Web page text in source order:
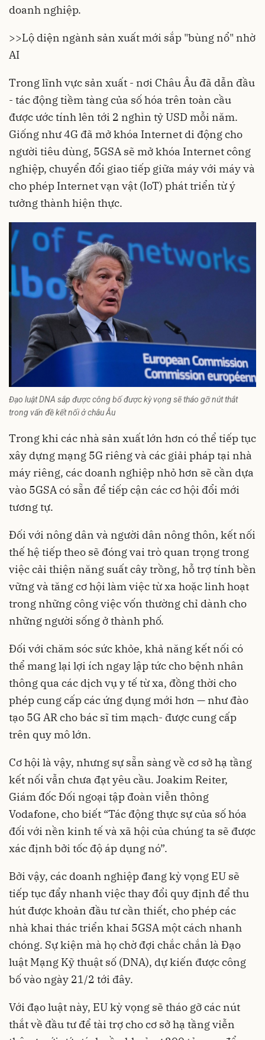
doanh nghiệp.
>>Lộ diện ngành sản xuất mới sắp "bùng nổ" nhờ
AI
Trong lĩnh vực sản xuất - nơi Châu Âu đã dẫn đầu
- tác động tiềm tàng của số hóa trên toàn cầu
được ước tính lên tới 2 nghìn tỷ USD mỗi năm.
Giống như 4G đã mở khóa Internet di động cho
người tiêu dùng, 5GSA sẽ mở khóa Internet công
nghiệp, chuyển đổi giao tiếp giữa máy với máy và
cho phép Internet vạn vật (IoT) phát triển từ ý
tưởng thành hiện thực.
Đạo luật DNA sắp được công bố được kỳ vọng sẽ tháo gỡ nút thắt
trong vấn đề kết nối ở châu Âu
Trong khi các nhà sản xuất lớn hơn có thể tiếp tục
xây dựng mạng 5G riêng và các giải pháp tại nhà
máy riêng, các doanh nghiệp nhỏ hơn sẽ cần dựa
vào 5GSA có sẵn để tiếp cận các cơ hội đổi mới
tương tự.
Đối với nông dân và người dân nông thôn, kết nối
thế hệ tiếp theo sẽ đóng vai trò quan trọng trong
việc cải thiện năng suất cây trồng, hỗ trợ tính bền
vững và tăng cơ hội làm việc từ xa hoặc linh hoạt
trong những công việc vốn thường chỉ dành cho
những người sống ở thành phố.
Đối với chăm sóc sức khỏe, khả năng kết nối có
thể mang lại lợi ích ngay lập tức cho bệnh nhân
thông qua các dịch vụ y tế từ xa, đồng thời cho
phép cung cấp các ứng dụng mới hơn — như đào
tạo 5G AR cho bác sĩ tim mạch- được cung cấp
trên quy mô lớn.
Cơ hội là vậy, nhưng sự sẵn sàng về cơ sở hạ tầng
kết nối vẫn chưa đạt yêu cầu. Joakim Reiter,
Giám đốc Đối ngoại tập đoàn viễn thông
Vodafone, cho biết “Tác động thực sự của số hóa
đối với nền kinh tế và xã hội của chúng ta sẽ được
xác định bởi tốc độ áp dụng nó”.
Bởi vậy, các doanh nghiệp đang kỳ vọng EU sẽ
tiếp tục đẩy nhanh việc thay đổi quy định để thu
hút được khoản đầu tư cần thiết, cho phép các
nhà khai thác triển khai 5GSA một cách nhanh
chóng. Sự kiện mà họ chờ đợi chắc chắn là Đạo
luật Mạng Kỹ thuật số (DNA), dự kiến được công
bố vào ngày 21/2 tới đây.
Với đạo luật này, EU kỳ vọng sẽ tháo gỡ các nút
thắt về đầu tư để tài trợ cho cơ sở hạ tầng viễn